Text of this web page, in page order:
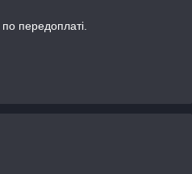
передоплаті.